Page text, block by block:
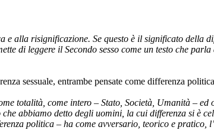
alla risignificazione. Se questo è il significato della
di leggere il Secondo sesso come un testo che
sessuale, entrambe pensate come differenza
totalità, come intero – Stato, Società, Umanità –
abbiamo detto degli uomini, la cui differenza si è
politica – ha come avversario, teorico e pratico,